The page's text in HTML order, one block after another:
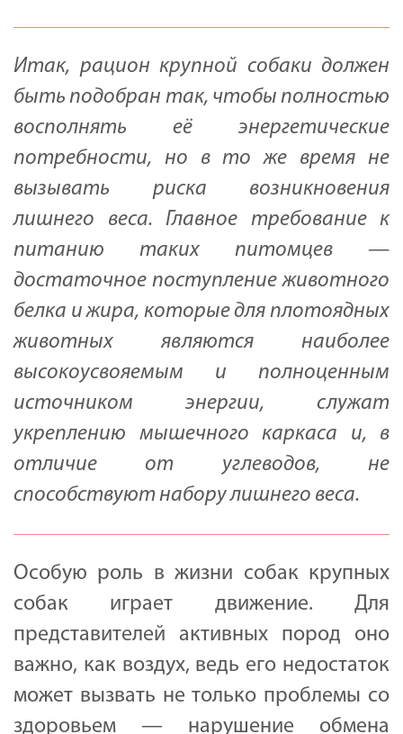
Итак, рацион крупной собаки должен
быть подобран так, чтобы полностью
восполнять её энергетические
потребности, но в то же время не
вызывать риска возникновения
лишнего веса. Главное требование к
питанию таких питомцев —
достаточное поступление животного
белка и жира, которые для плотоядных
животных являются наиболее
высокоусвояемым и полноценным
источником энергии, служат
укреплению мышечного каркаса и, в
отличие от углеводов, не
способствуют набору лишнего веса.
Особую роль в жизни собак крупных
собак играет движение. Для
представителей активных пород оно
важно, как воздух, ведь его недостаток
может вызвать не только проблемы со
здоровьем — нарушение обмена